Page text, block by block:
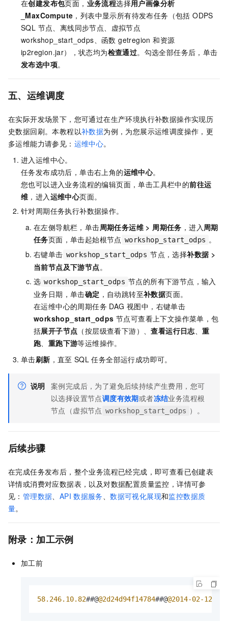
在创建发布包页面， 业务流程选择用户画像分析
_MaxCompute ，列表中显示所有待发布任务（包括 ODPS
SQL 节点、离线同步节点、虚拟节点
workshop_start_odps、函数 getregion 和资源
ip2region.jar），状态均为检查通过。勾选全部任务后，单击
发布选中项。
五、运维调度
在实际开发场景下，您可通过在生产环境执行补数据操作实现历
史数据回刷。本教程以补数据为例，为您展示运维调度操作，更
多运维能力请参见： 运维中心。
进入运维中心。
任务发布成功后，单击右上角的运维中心。
您也可以进入业务流程的编辑页面，单击工具栏中的前往运
维 ，进入运维中心页面。
针对周期任务执行补数据操作。
在左侧导航栏，单击周期任务运维 > 周期任务 ，进入周期
任务页面，单击起始根节点 workshop_start_odps 。
右键单击 workshop_start_odps 节点，选择补数据>
当前节点及下游节点。
选 workshop_start_odps 节点的所有下游节点，输入
业务日期，单击确定 ，自动跳转至补数据页面。
在运维中心的周期任务 DAG 视图中，右键单击
workshop_start_odps 节点可查看上下文操作菜单，包
括展开子节点 （按层级查看下游）、查看运行日志、重
跑、 重跑下游等运维操作。
单击刷新 ，直至 SQL 任务全部运行成功即可。
说明 案例完成后，为了避免后续持续产生费用，您可
以选择设置节点调度有效期或者冻结业务流程根
节点（虚拟节点 workshop_start_odps ）。
后续步骤
在完成任务发布后，整个业务流程已经完成，即可查看已创建表
详情或消费对应数据表，以及对数据配置质量监控，详情可参
见： 管理数据、 API 数据服务、数据可视化展现和监控数据质
量。
附录：加工示例
加工前
58.246.10.82##@@2d24d94f14784##@@2014-02-12